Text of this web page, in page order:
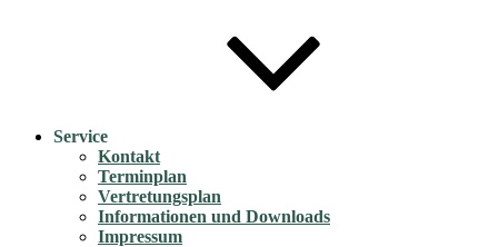
Service
Kontakt
Terminplan
Vertretungsplan
Informationen und Downloads
Impressum